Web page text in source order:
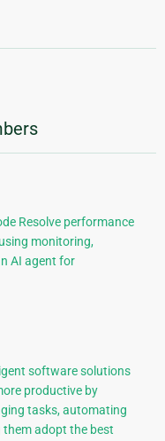
Resolve performance
monitoring,
AI agent for
software solutions
productive by
tasks, automating
adopt the best